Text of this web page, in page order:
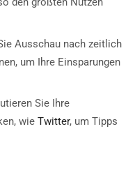
Ausschau nach zeitlich
um Ihre Einsparungen
Sie Ihre
wie Twitter, um Tipps